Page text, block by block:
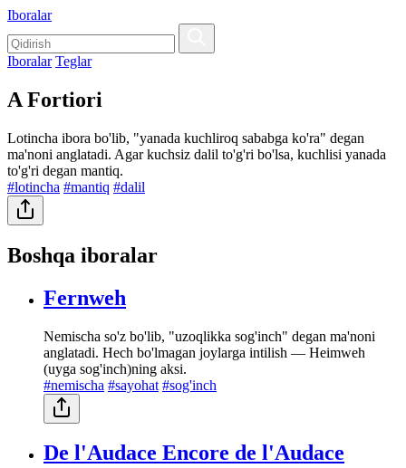
Iboralar
Iboralar Teglar
A Fortiori
Lotincha ibora bo'lib, "yanada kuchliroq sababga ko'ra" degan
ma'noni anglatadi. Agar kuchsiz dalil to'g'ri bo'lsa, kuchlisi yanada
to'g'ri degan mantiq.
#lotincha #mantiq #dalil
Boshqa iboralar
Fernweh
Nemischa so'z bo'lib, "uzoqlikka sog'inch" degan ma'noni
anglatadi. Hech bo'lmagan joylarga intilish — Heimweh
(uyga sog'inch)ning aksi.
#nemischa #sayohat #sog'inch
De l'Audace Encore de l'Audace